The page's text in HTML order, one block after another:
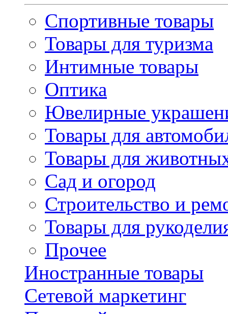
Спортивные товары
Товары для туризма
Интимные товары
Оптика
Ювелирные
Товары для
Товары для
Сад и огород
Строительство и
Товары для
Прочее
Иностранные товары
Сетевой маркетинг